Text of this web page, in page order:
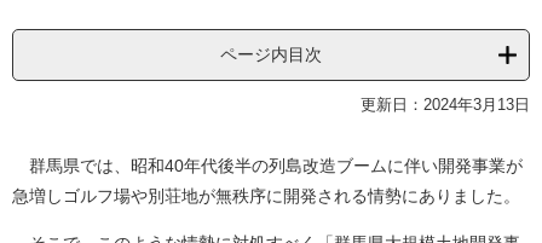
ページ内目次
更新日：2024年3月13日
群馬県では、昭和40年代後半の列島改造ブームに伴い開発事業が
急増しゴルフ場や別荘地が無秩序に開発される情勢にありました。